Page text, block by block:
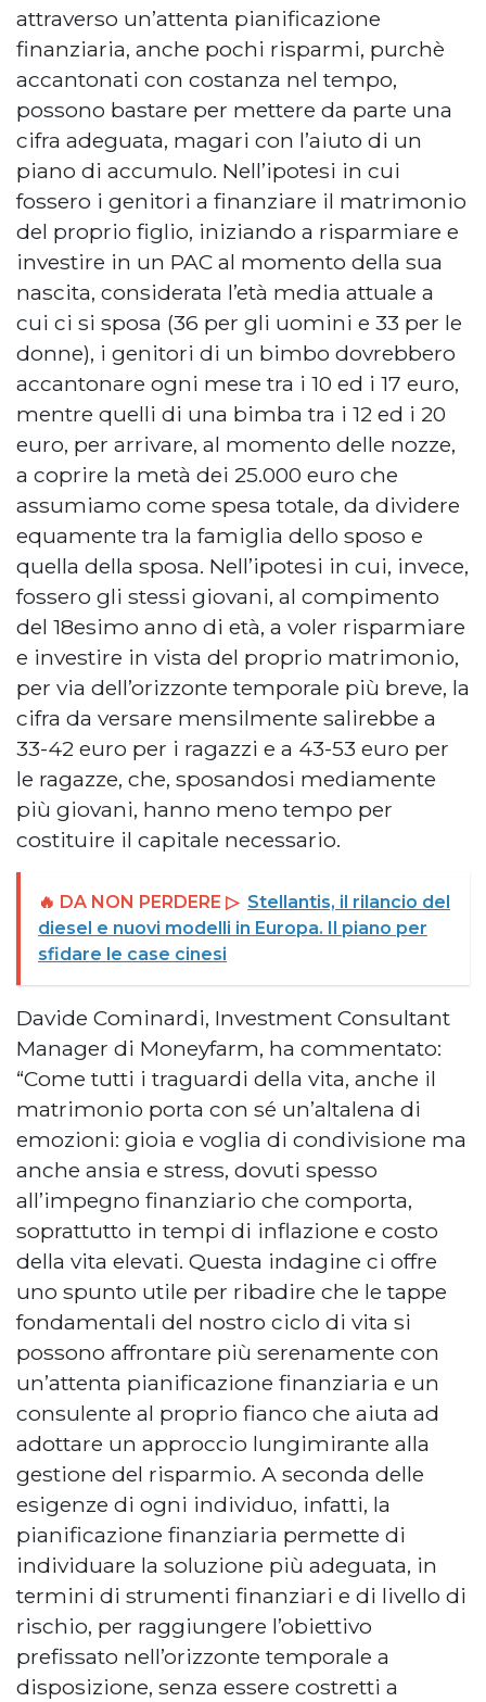
attraverso un’attenta pianificazione
finanziaria, anche pochi risparmi, purchè
accantonati con costanza nel tempo,
possono bastare per mettere da parte una
cifra adeguata, magari con l’aiuto di un
piano di accumulo. Nell’ipotesi in cui
fossero i genitori a finanziare il matrimonio
del proprio figlio, iniziando a risparmiare e
investire in un PAC al momento della sua
nascita, considerata l’età media attuale a
cui ci si sposa (36 per gli uomini e 33 per le
donne), i genitori di un bimbo dovrebbero
accantonare ogni mese tra i 10 ed i 17 euro,
mentre quelli di una bimba tra i 12 ed i 20
euro, per arrivare, al momento delle nozze,
a coprire la metà dei 25.000 euro che
assumiamo come spesa totale, da dividere
equamente tra la famiglia dello sposo e
quella della sposa. Nell’ipotesi in cui, invece,
fossero gli stessi giovani, al compimento
del 18esimo anno di età, a voler risparmiare
e investire in vista del proprio matrimonio,
per via dell’orizzonte temporale più breve, la
cifra da versare mensilmente salirebbe a
33-42 euro per i ragazzi e a 43-53 euro per
le ragazze, che, sposandosi mediamente
più giovani, hanno meno tempo per
costituire il capitale necessario.
🔥 DA NON PERDERE ▷ Stellantis, il rilancio del
diesel e nuovi modelli in Europa. Il piano per
sfidare le case cinesi
Davide Cominardi, Investment Consultant
Manager di Moneyfarm, ha commentato:
“Come tutti i traguardi della vita, anche il
matrimonio porta con sé un’altalena di
emozioni: gioia e voglia di condivisione ma
anche ansia e stress, dovuti spesso
all’impegno finanziario che comporta,
soprattutto in tempi di inflazione e costo
della vita elevati. Questa indagine ci offre
uno spunto utile per ribadire che le tappe
fondamentali del nostro ciclo di vita si
possono affrontare più serenamente con
un’attenta pianificazione finanziaria e un
consulente al proprio fianco che aiuta ad
adottare un approccio lungimirante alla
gestione del risparmio. A seconda delle
esigenze di ogni individuo, infatti, la
pianificazione finanziaria permette di
individuare la soluzione più adeguata, in
termini di strumenti finanziari e di livello di
rischio, per raggiungere l’obiettivo
prefissato nell’orizzonte temporale a
disposizione, senza essere costretti a